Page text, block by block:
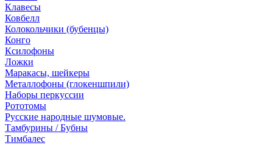
Клавесы
Ковбелл
Колокольчики (бубенцы)
Конго
Ксилофоны
Ложки
Маракасы, шейкеры
Металлофоны (глокеншпили)
Наборы перкуссии
Рототомы
Русские народные шумовые.
Тамбурины / Бубны
Тимбалес